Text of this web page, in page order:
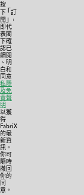
按
下「 訂
閱 」 ，
即代
表閣
下確
認已
細閱
、明
白和
同意
私隱
及免
責聲
明
以獲
得
FabriX
的最
新資
訊。
你可
隨時
撤回
你的
同
意。